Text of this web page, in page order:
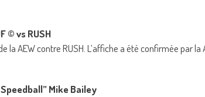
© vs RUSH
AEW contre RUSH. L’affiche a été confirmée par la
Mike Bailey